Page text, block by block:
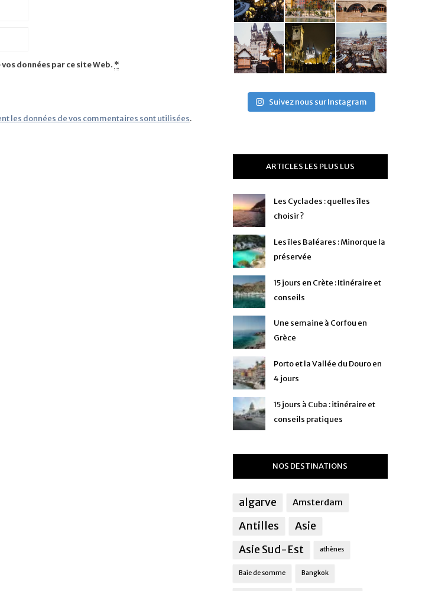
données par ce site Web. *
les données de vos commentaires sont utilisées.
Suivez nous sur Instagram
ARTICLES LES PLUS LUS
Les Cyclades : quelles îles
choisir ?
Les îles Baléares : Minorque la
préservée
15 jours en Crète : Itinéraire et
conseils
Une semaine à Corfou en
Grèce
Porto et la Vallée du Douro en
4 jours
15 jours à Cuba : itinéraire et
conseils pratiques
NOS DESTINATIONS
algarve Amsterdam
Antilles
Asie
Asie Sud-Est
athènes
Baie de somme Bangkok